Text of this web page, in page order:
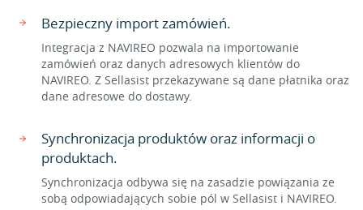
Bezpieczny import zamówień.
Integracja z NAVIREO pozwala na importowanie
zamówień oraz danych adresowych klientów do
NAVIREO. Z Sellasist przekazywane są dane płatnika oraz
dane adresowe do dostawy.
Synchronizacja produktów oraz informacji o
produktach.
Synchronizacja odbywa się na zasadzie powiązania ze
sobą odpowiadających sobie pól w Sellasist i NAVIREO.